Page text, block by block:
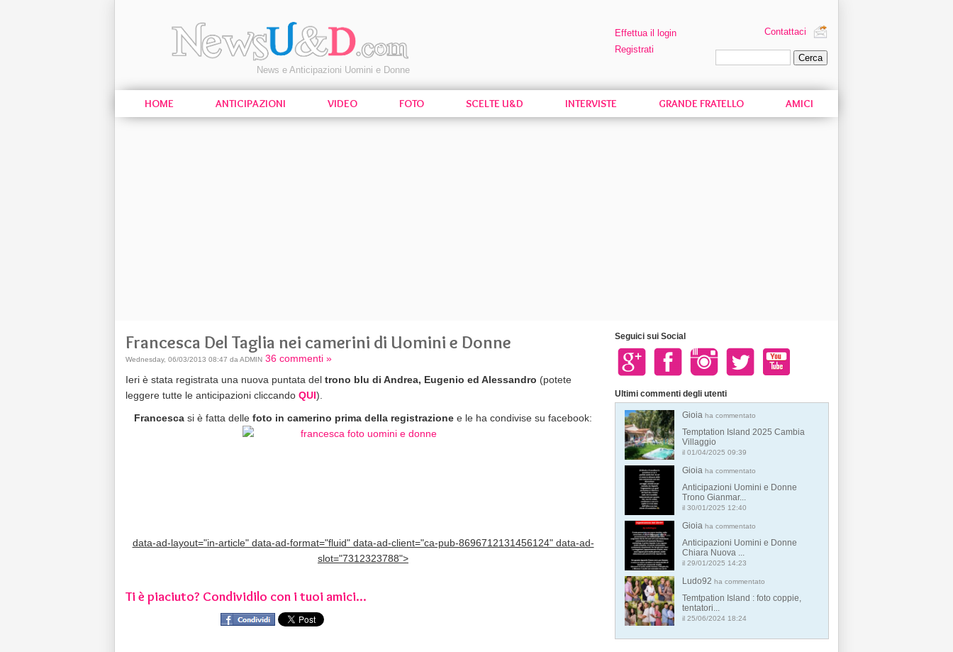
News e Anticipazioni Uomini e Donne
Effettua il login
Registrati
Contattaci
HOME ANTICIPAZIONI VIDEO FOTO SCELTE U&D INTERVISTE GRANDE FRATELLO AMICI
Francesca Del Taglia nei camerini di Uomini e Donne
Wednesday, 06/03/2013 08:47 da ADMIN 36 commenti »
Ieri è stata registrata una nuova puntata del trono blu di Andrea, Eugenio ed Alessandro (potete
leggere tutte le anticipazioni cliccando QUI).
Francesca si è fatta delle foto in camerino prima della registrazione e le ha condivise su facebook:
data-ad-layout="in-article" data-ad-format="fluid" data-ad-client="ca-pub-8696712131456124" data-ad-
slot="7312323788">
Ti è piaciuto? Condividilo con i tuoi amici...
Seguici sui Social
Ultimi commenti degli utenti
Gioia ha commentato
Temptation Island 2025 Cambia
Villaggio
il 01/04/2025 09:39
Gioia ha commentato
Anticipazioni Uomini e Donne
Trono Gianmar...
il 30/01/2025 12:40
Gioia ha commentato
Anticipazioni Uomini e Donne
Chiara Nuova ...
il 29/01/2025 14:23
Ludo92 ha commentato
Temtpation Island : foto coppie,
tentatori...
il 25/06/2024 18:24